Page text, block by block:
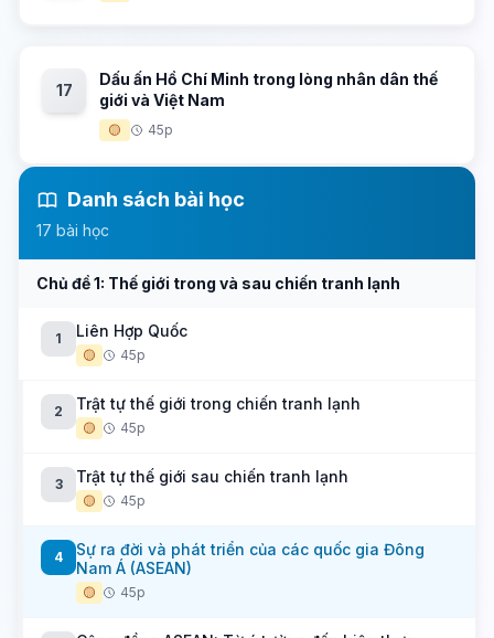
17
Dấu ấn Hồ Chí Minh trong lòng nhân dân thế
giới và Việt Nam
🟡 45p
Danh sách bài học
17 bài học
Chủ đề 1: Thế giới trong và sau chiến tranh lạnh
1 Liên Hợp Quốc
🟡 45p
2 Trật tự thế giới trong chiến tranh lạnh
🟡 45p
3 Trật tự thế giới sau chiến tranh lạnh
🟡 45p
4
Sự ra đời và phát triển của các quốc gia Đông
Nam Á (ASEAN)
🟡 45p